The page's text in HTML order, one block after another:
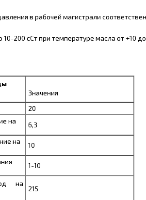
в рабочей магистрали
200 сСт при температуре масла от +10
Значения
20
на
6,3
на
10
1-10
на
215